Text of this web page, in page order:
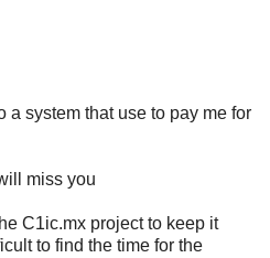
a system that use to pay me for
miss you
C1ic.mx project to keep it
to find the time for the